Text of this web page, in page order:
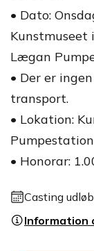
• Dato:
Kunstmuseet
Lægan
• Der er
transport.
• Lokation:
• Honorar:
Casting
Information